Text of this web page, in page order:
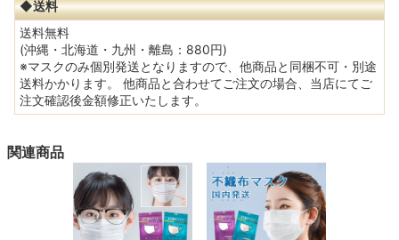
◆送料
送料無料
(沖縄・北海道・九州・離島：880円)
※マスクのみ個別発送となりますので、他商品と同梱不可・別途
送料かかります。 他商品と合わせてご注文の場合、当店にてご
注文確認後金額修正いたします。
関連商品